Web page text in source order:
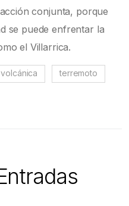
conjunta, porque
se puede enfrentar la
el Villarrica.
terremoto